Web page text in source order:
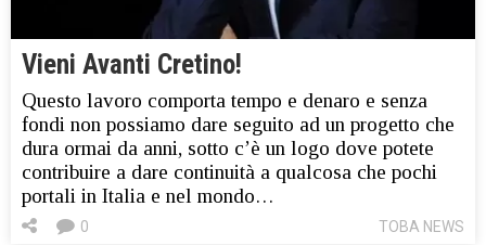
Vieni Avanti Cretino!
Questo lavoro comporta tempo e denaro e senza
fondi non possiamo dare seguito ad un progetto che
dura ormai da anni, sotto c’è un logo dove potete
contribuire a dare continuità a qualcosa che pochi
portali in Italia e nel mondo…
TOBA NEWS
0